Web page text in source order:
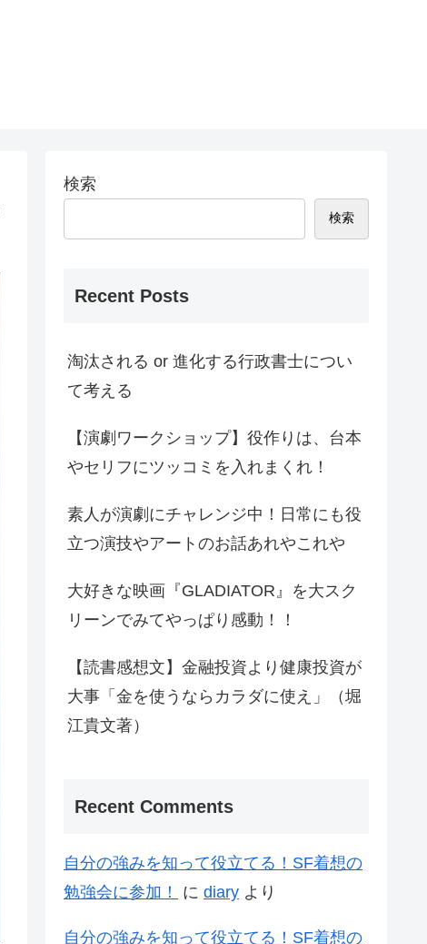
検索
検索
Recent Posts
淘汰される or 進化する行政書士につい
て考える
【演劇ワークショップ】役作りは、台本
やセリフにツッコミを入れまくれ！
素人が演劇にチャレンジ中！日常にも役
立つ演技やアートのお話あれやこれや
大好きな映画『GLADIATOR』を大スク
リーンでみてやっぱり感動！！
【読書感想文】金融投資より健康投資が
大事「金を使うならカラダに使え」（堀
江貴文著）
Recent Comments
自分の強みを知って役立てる！SF着想の
勉強会に参加！
に diary より
自分の強みを知って役立てる！SF着想の